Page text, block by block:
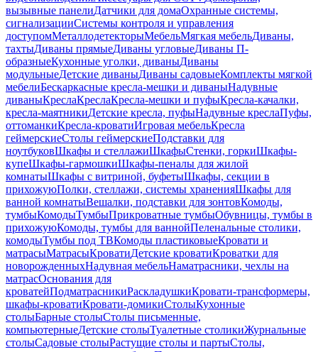
вызывные панелиДатчики для домаОхранные системы,
сигнализацииСистемы контроля и управления
доступомМеталлодетекторыМебельМягкая мебельДиваны,
тахтыДиваны прямыеДиваны угловыеДиваны П-
образныеКухонные уголки, диваныДиваны
модульныеДетские диваныДиваны садовыеКомплекты мягкой
мебелиБескаркасные кресла-мешки и диваныНадувные
диваныКреслаКреслаКресла-мешки и пуфыКресла-качалки,
кресла-маятникиДетские кресла, пуфыНадувные креслаПуфы,
оттоманкиКресла-кроватиИгровая мебельКресла
геймерскиеСтолы геймерскиеПодставки для
ноутбуковШкафы и стеллажиШкафыСтенки, горкиШкафы-
купеШкафы-гармошкиШкафы-пеналы для жилой
комнатыШкафы с витриной, буфетыШкафы, секции в
прихожуюПолки, стеллажи, системы храненияШкафы для
ванной комнатыВешалки, подставки для зонтовКомоды,
тумбыКомодыТумбыПрикроватные тумбыОбувницы, тумбы в
прихожуюКомоды, тумбы для ваннойПеленальные столики,
комодыТумбы под ТВКомоды пластиковыеКровати и
матрасыМатрасыКроватиДетские кроватиКроватки для
новорожденныхНадувная мебельНаматрасники, чехлы на
матрасОснования для
кроватейПодматрасникиРаскладушкиКровати-трансформеры,
шкафы-кроватиКровати-домикиСтолыКухонные
столыБарные столыСтолы письменные,
компьютерныеДетские столыТуалетные столикиЖурнальные
столыСадовые столыРастущие столы и партыСтолы,